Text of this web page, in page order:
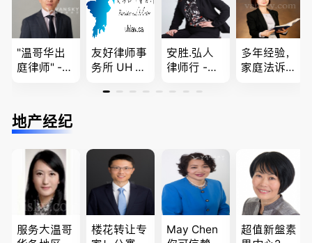
牙认证
08731
"温哥华出
庭律师" -
法， 建
筑， 人身
纠纷，审判
辩护
友好律师事
务所 UH LA
BC地区及
姻家庭、遗
嘱遗产
安胜.弘人
律师行 -
最大的华人
律师、多语
种服务、高
效优质、助
您安心乐
业、胜劵稳
操)
多年经验，
家庭法诉
语，列治文
陈卓律师事
务所 (ATA L
aw Corpor
ation)
地产经纪
服务大温哥
楼花转让专
May Chen
超值新盤素